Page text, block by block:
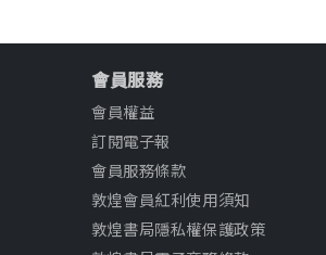
會員服務
會員權益
訂閱電子報
會員服務條款
敦煌會員紅利使用須知
敦煌書局隱私權保護政策